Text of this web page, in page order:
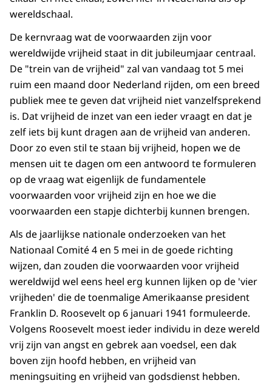
wereldschaal.
De kernvraag wat de voorwaarden zijn voor
wereldwijde vrijheid staat in dit jubileumjaar centraal.
De "trein van de vrijheid" zal van vandaag tot 5 mei
ruim een maand door Nederland rijden, om een breed
publiek mee te geven dat vrijheid niet vanzelfsprekend
is. Dat vrijheid de inzet van een ieder vraagt en dat je
zelf iets bij kunt dragen aan de vrijheid van anderen.
Door zo even stil te staan bij vrijheid, hopen we de
mensen uit te dagen om een antwoord te formuleren
op de vraag wat eigenlijk de fundamentele
voorwaarden voor vrijheid zijn en hoe we die
voorwaarden een stapje dichterbij kunnen brengen.
Als de jaarlijkse nationale onderzoeken van het
Nationaal Comité 4 en 5 mei in de goede richting
wijzen, dan zouden die voorwaarden voor vrijheid
wereldwijd wel eens heel erg kunnen lijken op de 'vier
vrijheden' die de toenmalige Amerikaanse president
Franklin D. Roosevelt op 6 januari 1941 formuleerde.
Volgens Roosevelt moest ieder individu in deze wereld
vrij zijn van angst en gebrek aan voedsel, een dak
boven zijn hoofd hebben, en vrijheid van
meningsuiting en vrijheid van godsdienst hebben.